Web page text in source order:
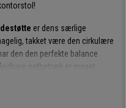
er dens særlige
takket være den cirkulære
den den perfekte balance
netbetræk er meget